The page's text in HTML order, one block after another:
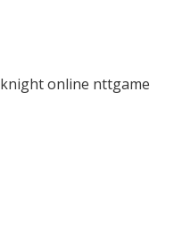
knight online nttgame